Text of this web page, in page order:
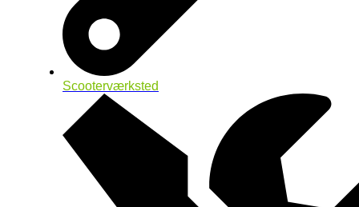
Scooterværksted